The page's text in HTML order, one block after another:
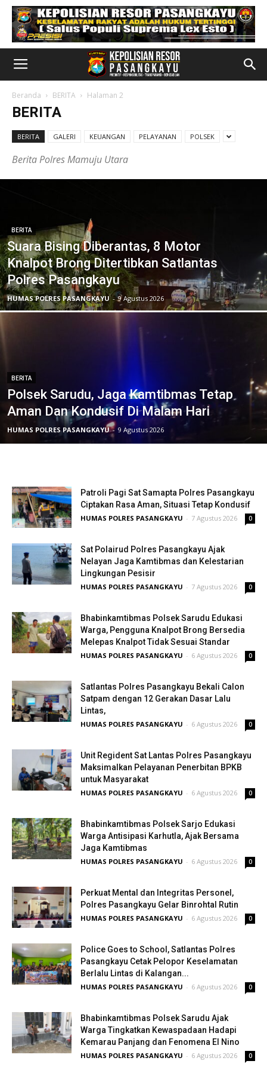
Beranda BERITA Halaman 2
BERITA
BERITA GALERI KEUANGAN PELAYANAN POLSEK
Berita Polres Mamuju Utara
BERITA
Suara Bising Diberantas, 8 Motor
Knalpot Brong Ditertibkan Satlantas
Polres Pasangkayu
HUMAS POLRES PASANGKAYU - 9 Agustus 2026
BERITA
Polsek Sarudu, Jaga Kamtibmas Tetap
Aman Dan Kondusif Di Malam Hari
HUMAS POLRES PASANGKAYU - 9 Agustus 2026
Patroli Pagi Sat Samapta Polres Pasangkayu
Ciptakan Rasa Aman, Situasi Tetap Kondusif
HUMAS POLRES PASANGKAYU - 7 Agustus 2026 0
Sat Polairud Polres Pasangkayu Ajak
Nelayan Jaga Kamtibmas dan Kelestarian
Lingkungan Pesisir
HUMAS POLRES PASANGKAYU - 7 Agustus 2026 0
Bhabinkamtibmas Polsek Sarudu Edukasi
Warga, Pengguna Knalpot Brong Bersedia
Melepas Knalpot Tidak Sesuai Standar
HUMAS POLRES PASANGKAYU - 6 Agustus 2026 0
Satlantas Polres Pasangkayu Bekali Calon
Satpam dengan 12 Gerakan Dasar Lalu
Lintas,
HUMAS POLRES PASANGKAYU - 6 Agustus 2026 0
Unit Regident Sat Lantas Polres Pasangkayu
Maksimalkan Pelayanan Penerbitan BPKB
untuk Masyarakat
HUMAS POLRES PASANGKAYU - 6 Agustus 2026 0
Bhabinkamtibmas Polsek Sarjo Edukasi
Warga Antisipasi Karhutla, Ajak Bersama
Jaga Kamtibmas
HUMAS POLRES PASANGKAYU - 6 Agustus 2026 0
Perkuat Mental dan Integritas Personel,
Polres Pasangkayu Gelar Binrohtal Rutin
HUMAS POLRES PASANGKAYU - 6 Agustus 2026 0
Police Goes to School, Satlantas Polres
Pasangkayu Cetak Pelopor Keselamatan
Berlalu Lintas di Kalangan...
HUMAS POLRES PASANGKAYU - 6 Agustus 2026 0
Bhabinkamtibmas Polsek Sarudu Ajak
Warga Tingkatkan Kewaspadaan Hadapi
Kemarau Panjang dan Fenomena El Nino
HUMAS POLRES PASANGKAYU - 6 Agustus 2026 0